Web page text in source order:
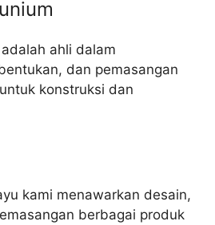
ahli dalam
dan pemasangan
konstruksi dan
kami menawarkan desain,
berbagai produk